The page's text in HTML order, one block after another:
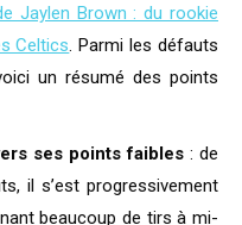
Jaylen Brown : du rookie
Celtics. Parmi les défauts
un résumé des points
ses points faibles: de
il s’est progressivement
beaucoup de tirs à mi-